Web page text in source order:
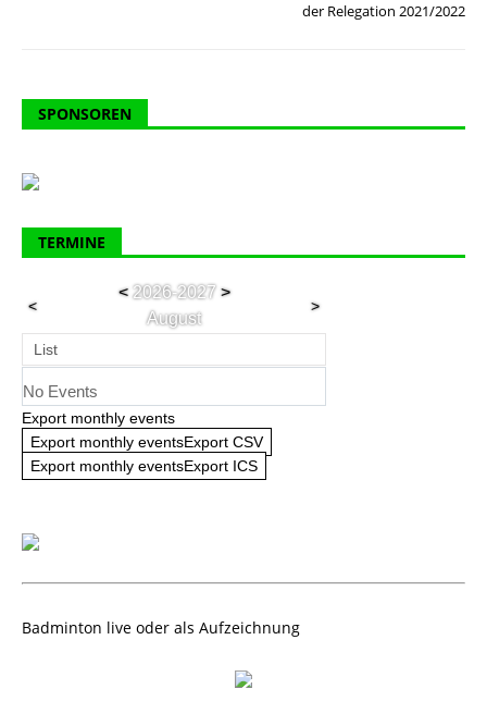
der Relegation 2021/2022
SPONSOREN
TERMINE
<
<2026-2027 >
August
>
List
No Events
Export monthly events
Export monthly eventsExport CSV
Export monthly eventsExport ICS
Badminton live oder als Aufzeichnung